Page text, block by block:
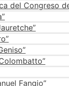
del Congreso
Fangio”